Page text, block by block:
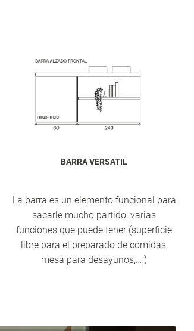
BARRA VERSATIL
La barra es un elemento funcional para
sacarle mucho partido, varias
funciones que puede tener (superficie
libre para el preparado de comidas,
mesa para desayunos,… )